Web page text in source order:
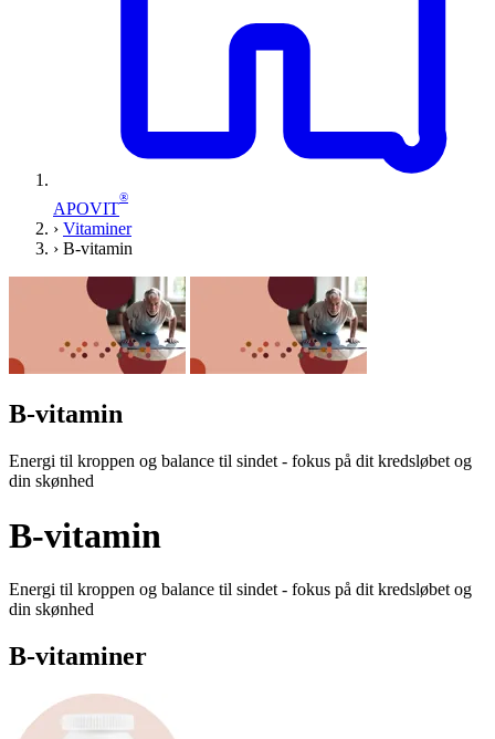
APOVIT
®
› Vitaminer
› B-vitamin
B-vita­min
Energi til kroppen og balance til sindet - fokus på dit kredsløbet og
din skønhed
B-vita­min
Energi til kroppen og balance til sindet - fokus på dit kredsløbet og
din skønhed
B-vitaminer